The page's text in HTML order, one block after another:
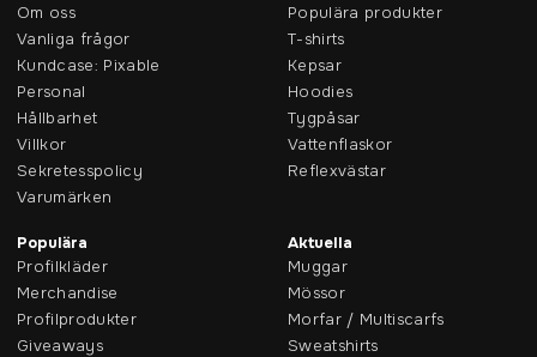
Om oss
Vanliga frågor
Kundcase: Pixable
Personal
Hållbarhet
Villkor
Sekretesspolicy
Varumärken
Populära produkter
T-shirts
Kepsar
Hoodies
Tygpåsar
Vattenflaskor
Reflexvästar
Populära
Profilkläder
Merchandise
Profilprodukter
Giveaways
Aktuella
Muggar
Mössor
Morfar / Multiscarfs
Sweatshirts